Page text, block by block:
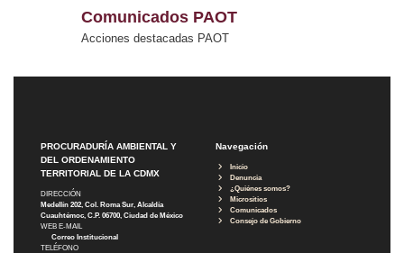
Comunicados PAOT
Acciones destacadas PAOT
PROCURADURÍA AMBIENTAL Y
DEL ORDENAMIENTO
TERRITORIAL DE LA CDMX
DIRECCIÓN
Medellín 202, Col. Roma Sur, Alcaldía
Cuauhtémoc, C.P. 06700, Ciudad de México
WEB E-MAIL
Correo Institucional
TELÉFONO
Navegación
Inicio
Denuncia
¿Quiénes somos?
Micrositios
Comunicados
Consejo de Gobierno